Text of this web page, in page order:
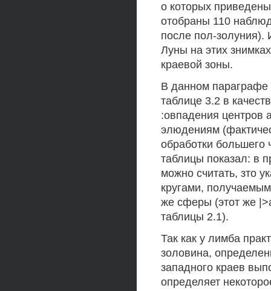
о которых
отобраны 110
после пол-золуния).
Луны на этих
краевой зоны.
В данном
таблице 3.2 в
:овпадения центров
элюдениям
обработки большего
таблицы показал: в
можно считать, зто
кругами,
же сферы (этот же
таблицы 2.1).
Так как у лимба
золовина,
западного краев
определяет